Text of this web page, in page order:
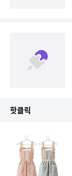
핫클릭